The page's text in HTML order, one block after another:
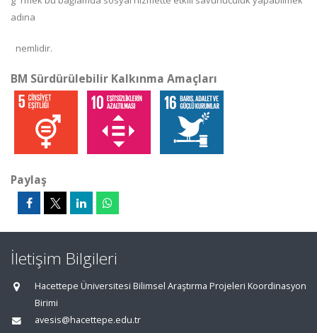
adına
nemlidir.
BM Sürdürülebilir Kalkınma Amaçları
Paylaş
İletişim Bilgileri
Hacettepe Üniversitesi Bilimsel Araştırma Projeleri Koordinasyon
Birimi
avesis@hacettepe.edu.tr